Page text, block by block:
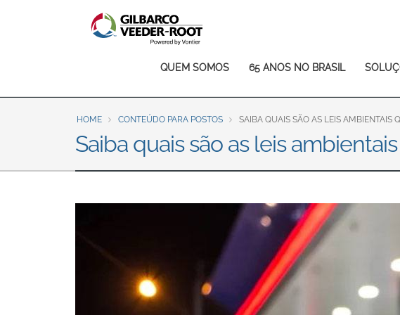
North America
United States Canada
Español English
Brazil
Português English
Main
navigation
QUEM SOMOS 65 ANOS NO BRASIL
HOME CONTEÚDO PARA POSTOS SAIBA QUAIS SÃO AS LEIS AMBIENTAIS
Saiba quais são as leis